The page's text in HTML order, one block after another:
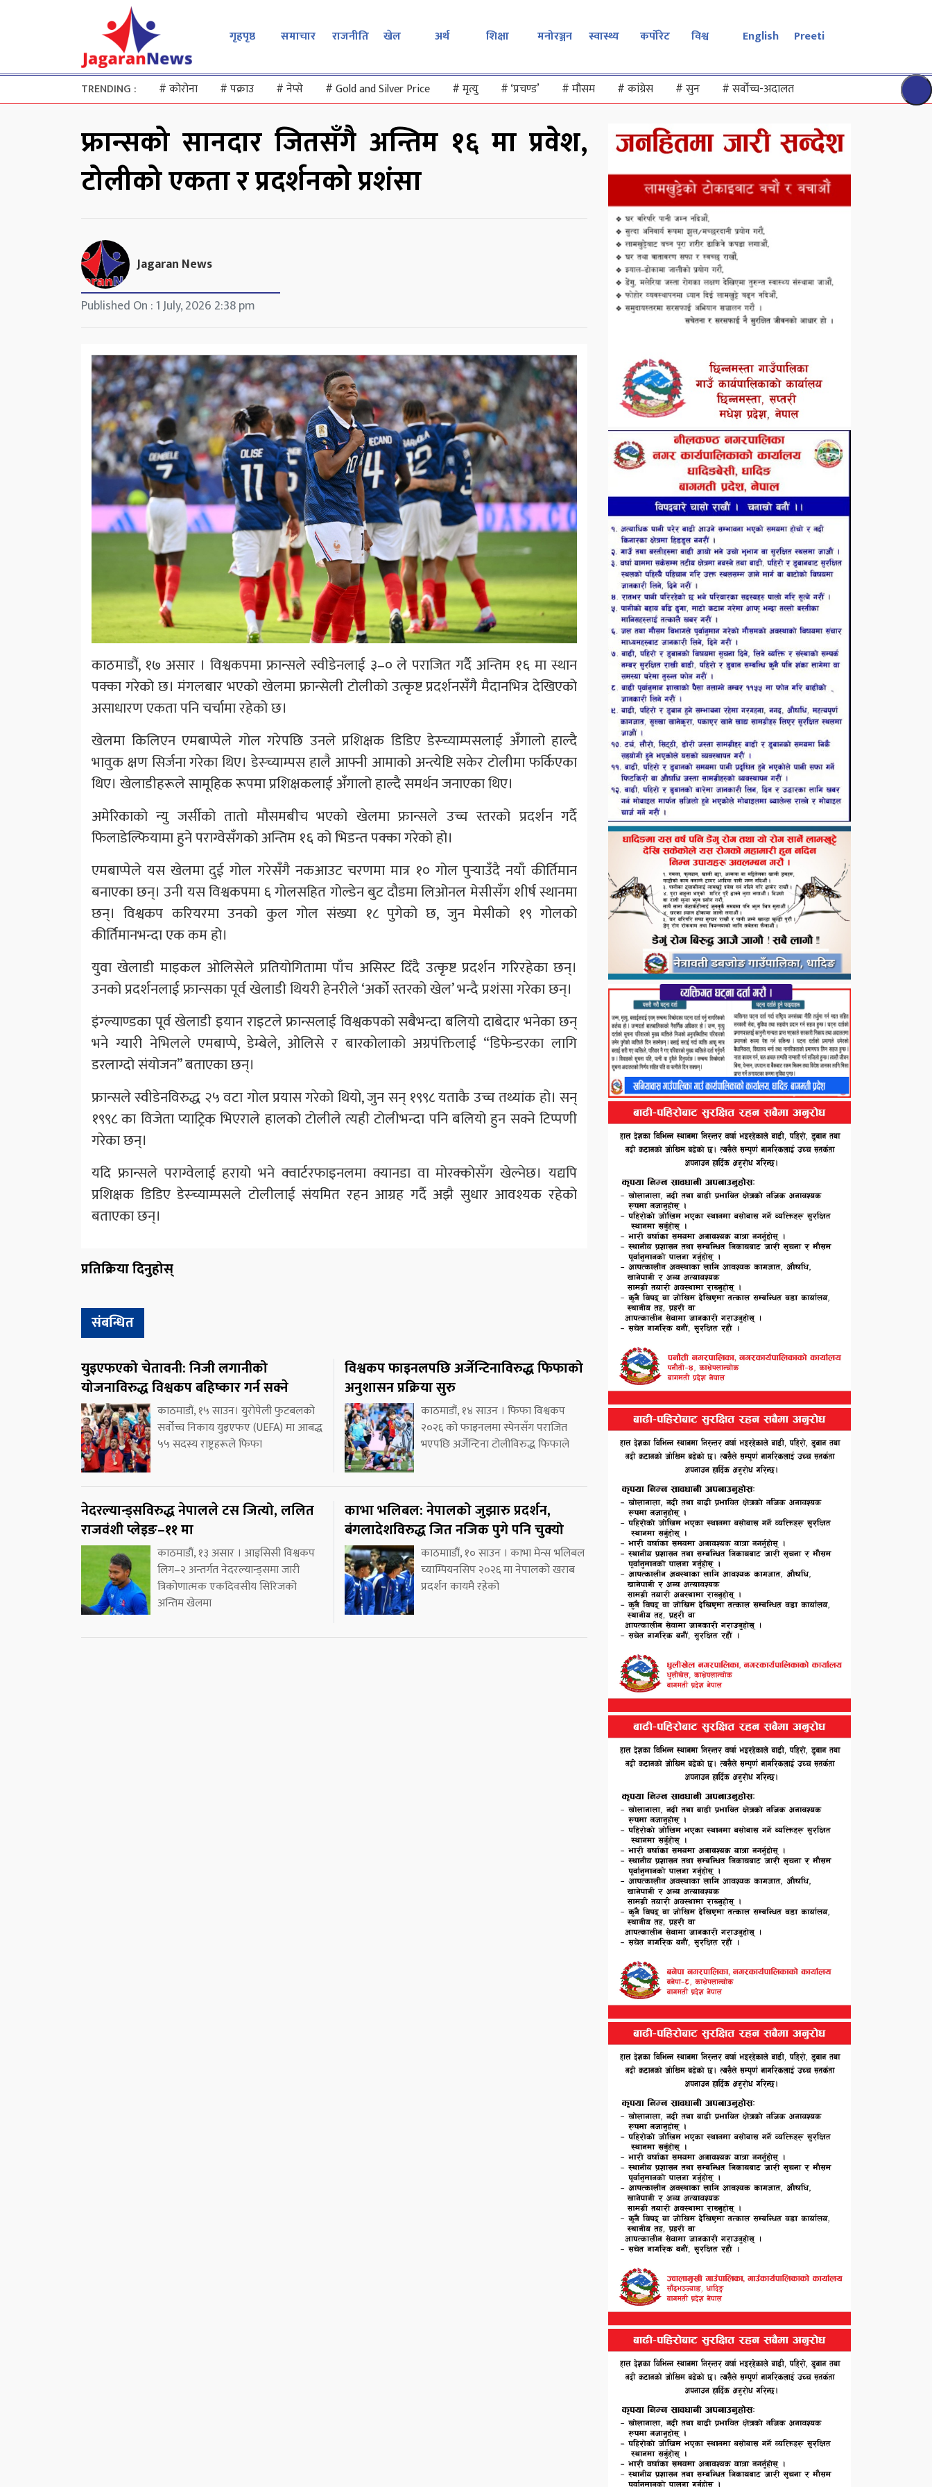
गृहपृष्ठ समाचार राजनीति खेल अर्थ शिक्षा मनोरञ्जन स्वास्थ्य कर्पोरेट विश्व English Preeti
TRENDING : #कोरोना #पक्राउ #नेप्से #Gold and Silver Price #मृत्यु #‘प्रचण्ड’ #मौसम #कांग्रेस #सुन #सर्वोच्च-अदालत
फ्रान्सको सानदार जितसँगै अन्तिम १६ मा प्रवेश,
टोलीको एकता र प्रदर्शनको प्रशंसा
Jagaran News
Published On : 1 July, 2026 2:38 pm
काठमाडौं, १७ असार । विश्वकपमा फ्रान्सले स्वीडेनलाई ३–० ले पराजित गर्दै अन्तिम १६ मा स्थान
पक्का गरेको छ। मंगलबार भएको खेलमा फ्रान्सेली टोलीको उत्कृष्ट प्रदर्शनसँगै मैदानभित्र देखिएको
असाधारण एकता पनि चर्चामा रहेको छ।
खेलमा किलिएन एमबाप्पेले गोल गरेपछि उनले प्रशिक्षक डिडिए डेस्च्याम्पसलाई अँगालो हाल्दै
भावुक क्षण सिर्जना गरेका थिए। डेस्च्याम्पस हालै आफ्नी आमाको अन्त्येष्टि सकेर टोलीमा फर्किएका
थिए। खेलाडीहरूले सामूहिक रूपमा प्रशिक्षकलाई अँगालो हाल्दै समर्थन जनाएका थिए।
अमेरिकाको न्यु जर्सीको तातो मौसमबीच भएको खेलमा फ्रान्सले उच्च स्तरको प्रदर्शन गर्दै
फिलाडेल्फियामा हुने पराग्वेसँगको अन्तिम १६ को भिडन्त पक्का गरेको हो।
एमबाप्पेले यस खेलमा दुई गोल गरेसँगै नकआउट चरणमा मात्र १० गोल पुर्‍याउँदै नयाँ कीर्तिमान
बनाएका छन्। उनी यस विश्वकपमा ६ गोलसहित गोल्डेन बुट दौडमा लिओनल मेसीसँग शीर्ष स्थानमा
छन्। विश्वकप करियरमा उनको कुल गोल संख्या १८ पुगेको छ, जुन मेसीको १९ गोलको
कीर्तिमानभन्दा एक कम हो।
युवा खेलाडी माइकल ओलिसेले प्रतियोगितामा पाँच असिस्ट दिँदै उत्कृष्ट प्रदर्शन गरिरहेका छन्।
उनको प्रदर्शनलाई फ्रान्सका पूर्व खेलाडी थियरी हेनरीले ‘अर्को स्तरको खेल’ भन्दै प्रशंसा गरेका छन्।
इंग्ल्याण्डका पूर्व खेलाडी इयान राइटले फ्रान्सलाई विश्वकपको सबैभन्दा बलियो दाबेदार भनेका छन्
भने ग्यारी नेभिलले एमबाप्पे, डेम्बेले, ओलिसे र बारकोलाको अग्रपंक्तिलाई “डिफेन्डरका लागि
डरलाग्दो संयोजन” बताएका छन्।
फ्रान्सले स्वीडेनविरुद्ध २५ वटा गोल प्रयास गरेको थियो, जुन सन् १९९८ यताकै उच्च तथ्यांक हो। सन्
१९९८ का विजेता प्याट्रिक भिएराले हालको टोलीले त्यही टोलीभन्दा पनि बलियो हुन सक्ने टिप्पणी
गरेका छन्।
यदि फ्रान्सले पराग्वेलाई हरायो भने क्वार्टरफाइनलमा क्यानडा वा मोरक्कोसँग खेल्नेछ। यद्यपि
प्रशिक्षक डिडिए डेस्च्याम्पसले टोलीलाई संयमित रहन आग्रह गर्दै अझै सुधार आवश्यक रहेको
बताएका छन्।
प्रतिक्रिया दिनुहोस्
संबन्धित
युइएफएको चेतावनी: निजी लगानीको
योजनाविरुद्ध विश्वकप बहिष्कार गर्न सक्ने
काठमाडौं, १५ साउन। युरोपेली फुटबलको
सर्वोच्च निकाय युइएफए (UEFA) मा आबद्ध
५५ सदस्य राष्ट्रहरूले फिफा
विश्वकप फाइनलपछि अर्जेन्टिनाविरुद्ध फिफाको
अनुशासन प्रक्रिया सुरु
काठमाडौं, १४ साउन । फिफा विश्वकप
२०२६ को फाइनलमा स्पेनसँग पराजित
भएपछि अर्जेन्टिना टोलीविरुद्ध फिफाले
नेदरल्यान्ड्सविरुद्ध नेपालले टस जित्यो, ललित
राजवंशी प्लेइङ–११ मा
काठमाडौं, १३ असार । आइसिसी विश्वकप
लिग–२ अन्तर्गत नेदरल्यान्ड्समा जारी
त्रिकोणात्मक एकदिवसीय सिरिजको
अन्तिम खेलमा
काभा भलिबल: नेपालको जुझारु प्रदर्शन,
बंगलादेशविरुद्ध जित नजिक पुगे पनि चुक्यो
काठमााडौं, १० साउन । काभा मेन्स भलिबल
च्याम्पियनसिप २०२६ मा नेपालको खराब
प्रदर्शन कायमै रहेको